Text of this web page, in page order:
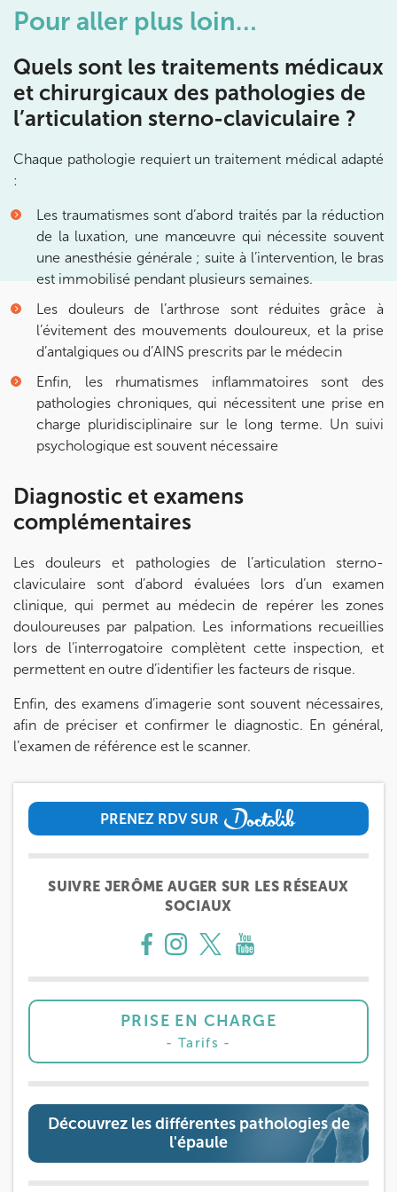
PRENEZ RDV SUR
PRENEZ RDV SUR
SUIVRE JERÔME AUGER SUR LES RÉSEAUX
SOCIAUX
PRISE EN CHARGE
Tarifs
Découvrez les différentes pathologies de
l'épaule
Pour aller plus loin…
Quels sont les traitements médicaux
et chirurgicaux des pathologies de
l’articulation sterno-claviculaire ?
Chaque pathologie requiert un traitement médical adapté
:
Les traumatismes sont d’abord traités par la réduction
de la luxation, une manœuvre qui nécessite souvent
une anesthésie générale ; suite à l’intervention, le bras
est immobilisé pendant plusieurs semaines.
Les douleurs de l’arthrose sont réduites grâce à
l’évitement des mouvements douloureux, et la prise
d’antalgiques ou d’AINS prescrits par le médecin
Enfin, les rhumatismes inflammatoires sont des
pathologies chroniques, qui nécessitent une prise en
charge pluridisciplinaire sur le long terme. Un suivi
psychologique est souvent nécessaire
Diagnostic et examens
complémentaires
Les douleurs et pathologies de l’articulation sterno-
claviculaire sont d’abord évaluées lors d’un examen
clinique, qui permet au médecin de repérer les zones
douloureuses par palpation. Les informations recueillies
lors de l’interrogatoire complètent cette inspection, et
permettent en outre d’identifier les facteurs de risque.
Enfin, des examens d’imagerie sont souvent nécessaires,
afin de préciser et confirmer le diagnostic. En général,
l’examen de référence est le scanner.
Prenez RDV sur
Prenez RDV sur
IK BOIS COLOMBES
1 Rue Mertens 92600 Bois-Colombes
1 Rue Mertens 92600 Bois-Colombes
01 43 50 50 81
Prenez RDV sur
Prenez RDV sur
IK OLYMPE SANTE ANTONY
28 Rue Velpeau 92160 Antony
01 76 21 71 41
Prenez RDV sur
Prenez RDV sur
74 Bd Haussmann 75008 Paris
74 Bd Haussmann 75008 Paris
01 44 71 93 74
Prenez RDV sur
Prenez RDV sur
IK MORANGIS
85 Av. de Balzac 91420 Morangis
01 64 48 35 84
Prenez RDV sur
8 Rue de Paris 92190 Meudon
8 Rue de Paris 92190 Meudon
01 40 95 01 09
Prenez RDV sur